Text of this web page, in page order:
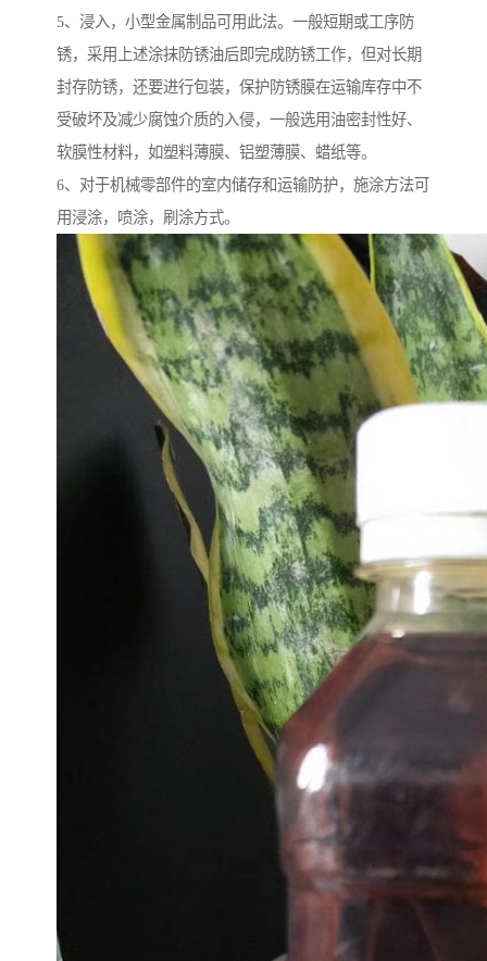
5、浸入，小型金属制品可用此法。一般短期或工序防
锈，采用上述涂抹防锈油后即完成防锈工作，但对长期
封存防锈，还要进行包装，保护防锈膜在运输库存中不
受破坏及减少腐蚀介质的入侵，一般选用油密封性好、
软膜性材料，如塑料薄膜、铝塑薄膜、蜡纸等。
6、对于机械零部件的室内储存和运输防护，施涂方法可
用浸涂，喷涂，刷涂方式。